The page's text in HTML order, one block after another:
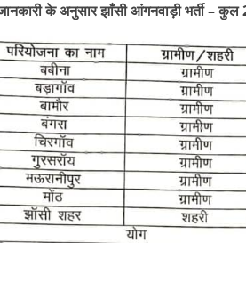
के अनुसार झाँसी आंगनवाड़ी भर्ती –